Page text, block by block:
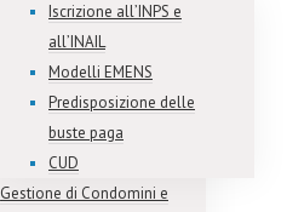
Iscrizione all’INPS e
all’INAIL
Modelli EMENS
Predisposizione delle
buste paga
CUD
Gestione di Condomini e